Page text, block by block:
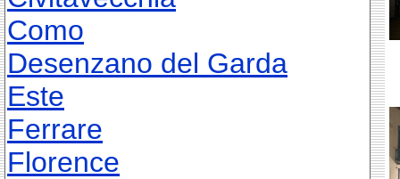
Como
Desenzano del Garda
Este
Ferrare
Florence